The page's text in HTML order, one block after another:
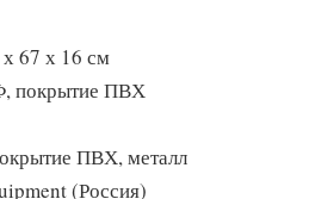
67 х 16 см
покрытие ПВХ
ПВХ, металл
(Россия)